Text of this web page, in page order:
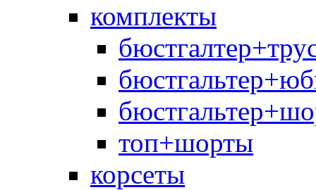
комплекты
топ+шорты
корсеты